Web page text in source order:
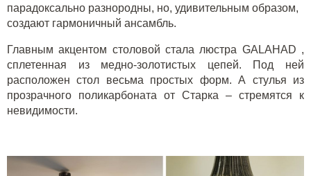
парадоксально разнородны, но, удивительным образом,
создают гармоничный ансамбль.
Главным акцентом столовой стала люстра GALAHAD ,
сплетенная из медно-золотистых цепей. Под ней
расположен стол весьма простых форм. А стулья из
прозрачного поликарбоната от Старка – стремятся к
невидимости.